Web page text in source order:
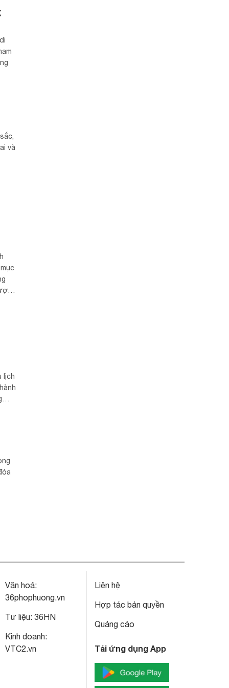
và
lịch
Văn hoá:
36phophuong.vn
Tư liệu: 36HN
Kinh doanh:
VTC2.vn
Liên hệ
Hợp tác bản quyền
Quảng cáo
Tải ứng dụng App